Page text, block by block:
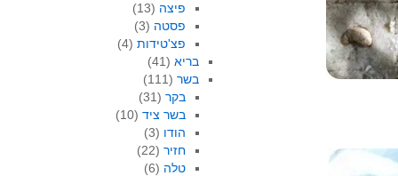
פיצה (13)
פסטה (3)
פצ'טידות (4)
בריא(41)
בשר(111)
בקר (31)
בשר ציד (10)
הודו (3)
חזיר (22)
טלה (6)